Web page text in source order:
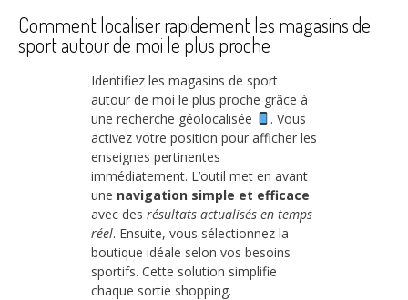
Comment localiser rapidement les magasins de
sport autour de moi le plus proche
Identifiez les magasins de sport
autour de moi le plus proche grâce à
une recherche géolocalisée
. Vous
activez votre position pour afficher les
enseignes pertinentes
immédiatement. L’outil met en avant
une navigation simple et efficace
avec des résultats actualisés en temps
réel. Ensuite, vous sélectionnez la
boutique idéale selon vos besoins
sportifs. Cette solution simplifie
chaque sortie shopping.